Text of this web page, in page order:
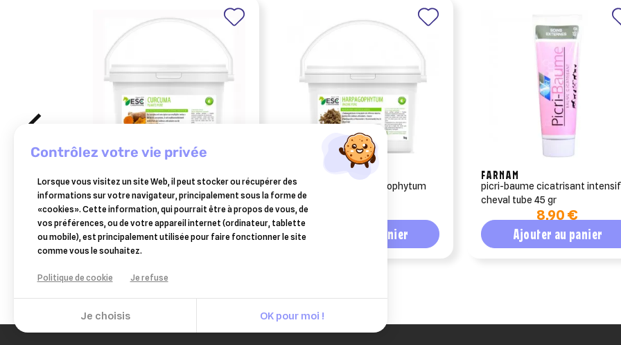
ESC LABORATOIRE
esc laboratoire curcuma
articulations et digestion 1kg
14,60 €
Ajouter au panier
ESC LABORATOIRE
esc laboratoire harpagophytum
raideurs cheval 1kg
Ajouter au panier
FARNAM
picri-baume cicatrisant intensif
cheval tube 45 gr
8,90 €
Ajouter au panier
contrôlez votre vie privée
Lorsque vous visitez un site Web, il peut stocker ou récupérer des
informations sur votre navigateur, principalement sous la forme de
«cookies». Cette information, qui pourrait être à propos de vous, de
vos préférences, ou de votre appareil internet (ordinateur, tablette
ou mobile), est principalement utilisée pour faire fonctionner le site
comme vous le souhaitez.
Politique de cookie Je refuse
Je choisis OK pour moi !